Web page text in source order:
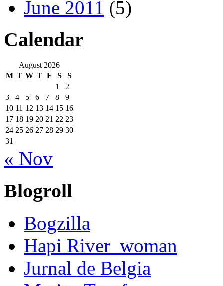
June 2011 (5)
Calendar
August 2026
M T W T F S
S
1
2
3
4 5 6 7 8
9
10 11 12 13 14 15 16
17 18 19 20 21 22 23
24 25 26 27 28 29 30
31
« Nov
Blogroll
Bogzilla
Hapi River_woman
Jurnal de Belgia